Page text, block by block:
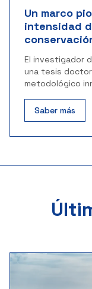
Un marco
intensidad
El investigador de
una tesis
metodológico
Saber más